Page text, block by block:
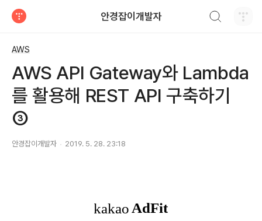
안경잡이개발자
AWS
AWS API Gateway와 Lambda
를 활용해 REST API 구축하기
③
안경잡이개발자 2019. 5. 28. 23:18